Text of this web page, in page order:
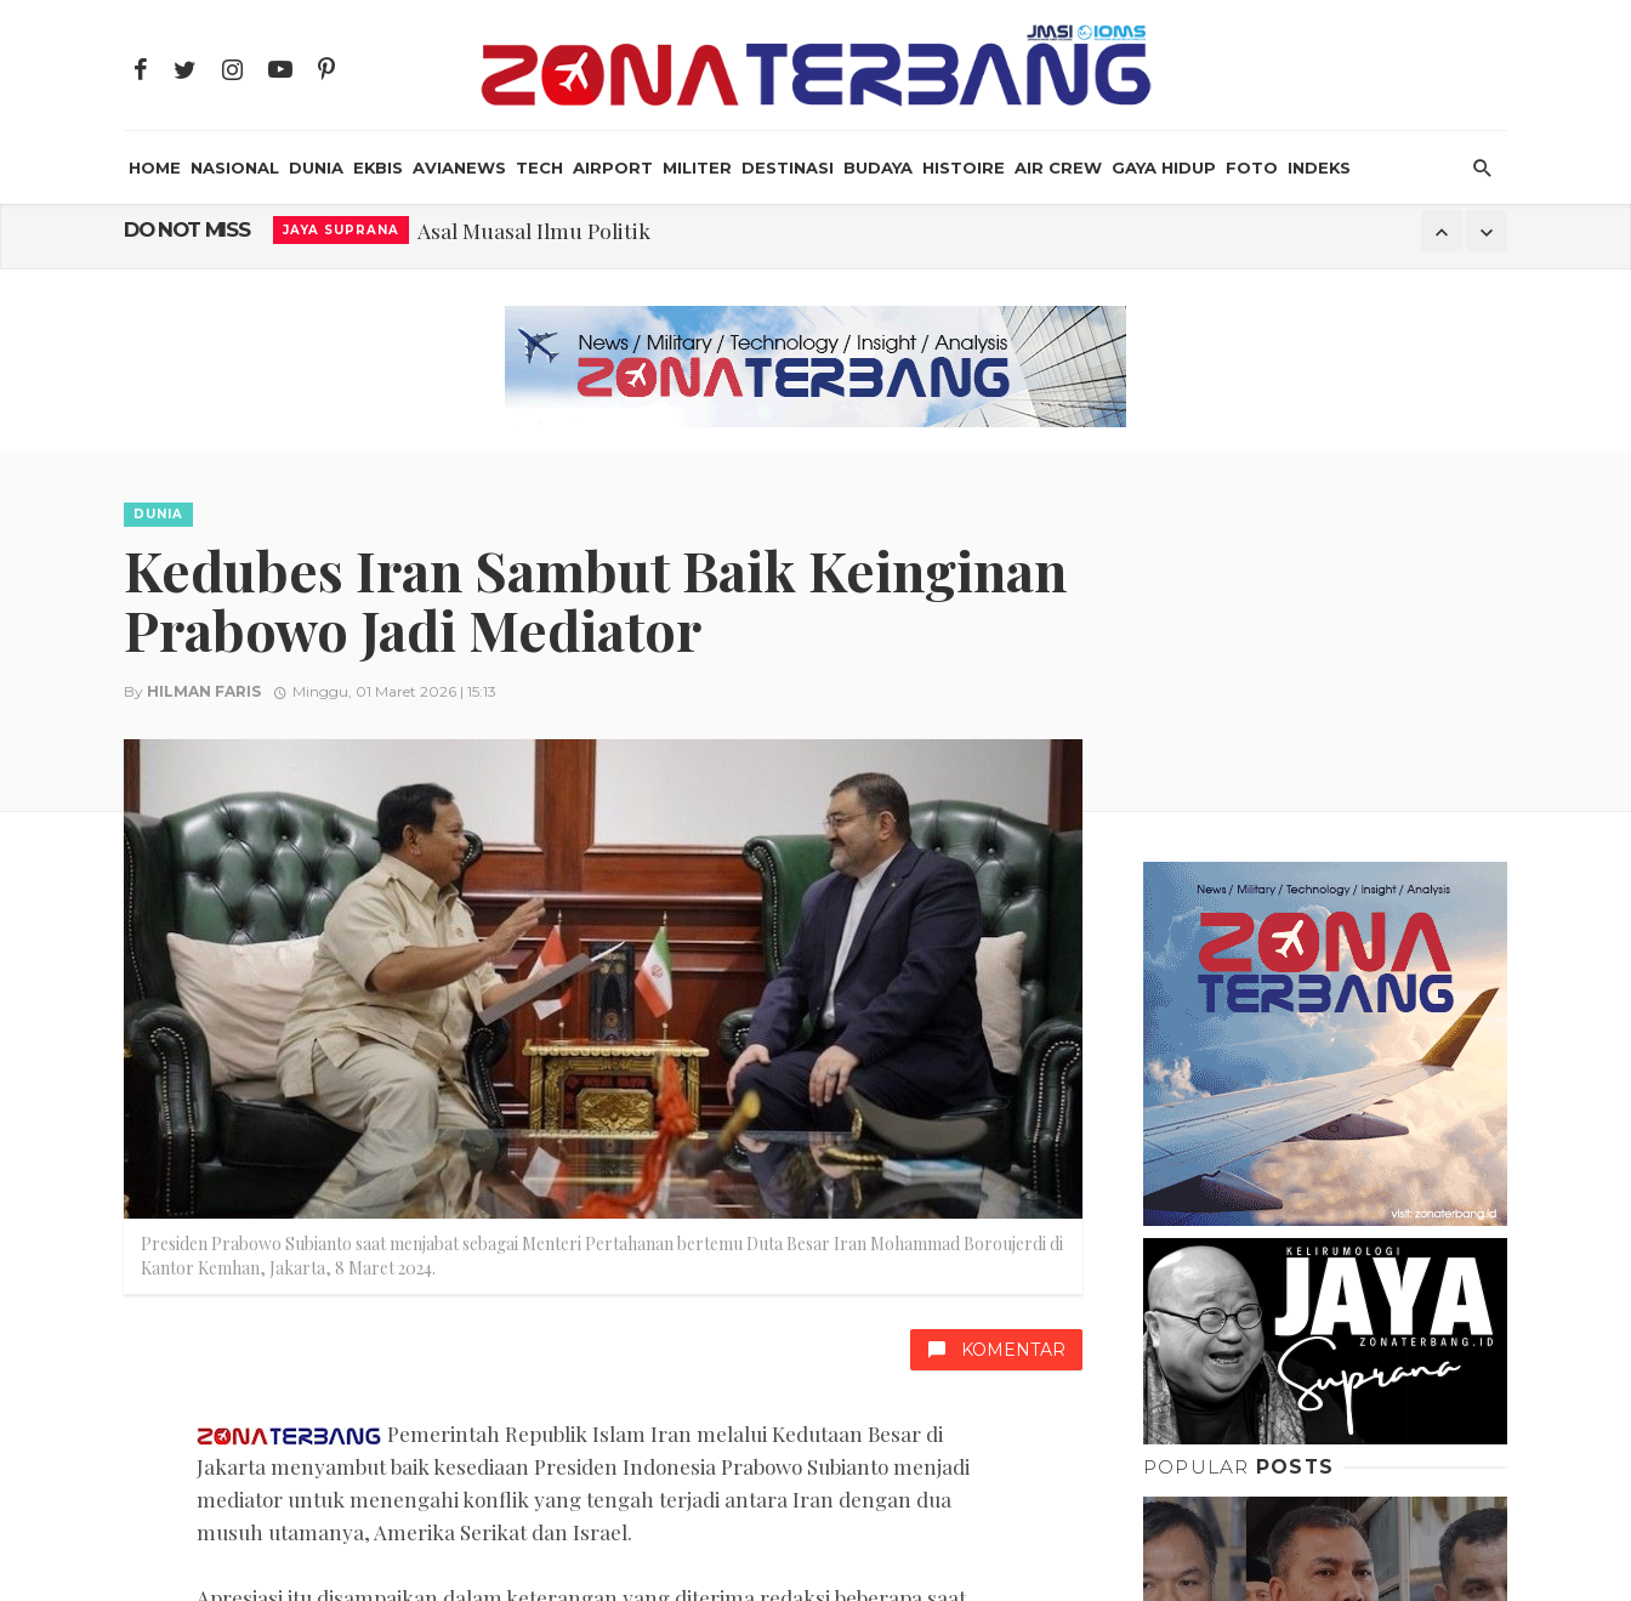
HOME NASIONAL DUNIA EKBIS AVIANEWS TECH AIRPORT MILITER DESTINASI BUDAYA HISTOIRE AIR CREW GAYA HIDUP FOTO INDEKS
DO NOT MISS AVIANEWS Gangguan Kontrol Lalin Udara Kacaukan Widwest
FWK: Presiden dan Masyarakat Perlu Gunakan Bahasa yang Santun
Dua Pesawat Nyaris Tabrakan di Haneda
Kedutaan Palestina Gelar Aksi Kerja Sukarela di Menteng sebagai Bentuk Terima Kasih kepada Indonesia
DUNIA
Kedubes Iran Sambut Baik Keinginan
Prabowo Jadi Mediator
By HILMAN FARIS Minggu, 01 Maret 2026 | 15:13
Presiden Prabowo Subianto saat menjabat sebagai Menteri Pertahanan bertemu Duta Besar Iran Mohammad Boroujerdi di
Kantor Kemhan, Jakarta, 8 Maret 2024.
KOMENTAR
Pemerintah Republik Islam Iran melalui Kedutaan Besar di
Jakarta menyambut baik kesediaan Presiden Indonesia Prabowo Subianto menjadi
mediator untuk menengahi konflik yang tengah terjadi antara Iran dengan dua
musuh utamanya, Amerika Serikat dan Israel.
POPULAR POSTS